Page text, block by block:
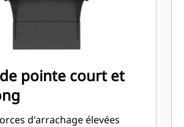
pointe court et
d'arrachage élevées